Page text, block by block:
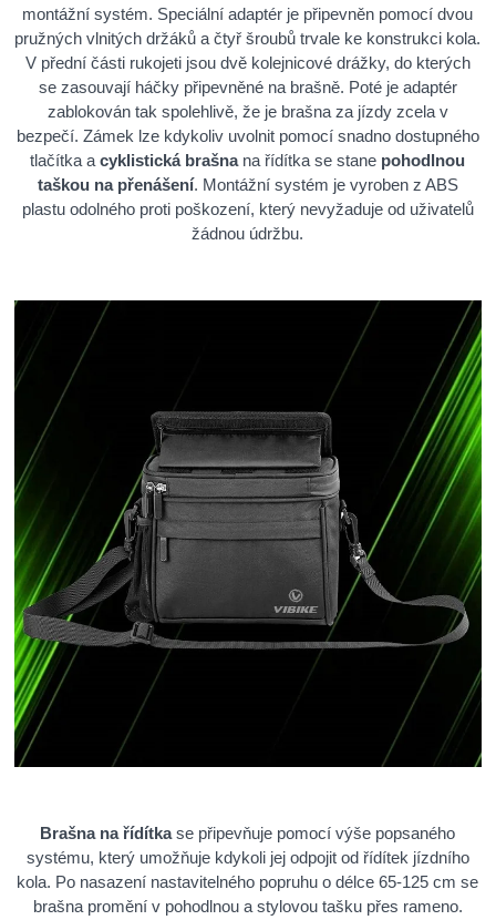
montážní systém. Speciální adaptér je připevněn pomocí dvou
pružných vlnitých držáků a čtyř šroubů trvale ke konstrukci kola.
V přední části rukojeti jsou dvě kolejnicové drážky, do kterých
se zasouvají háčky připevněné na brašně. Poté je adaptér
zablokován tak spolehlivě, že je brašna za jízdy zcela v
bezpečí. Zámek lze kdykoliv uvolnit pomocí snadno dostupného
tlačítka acyklistická brašnana řídítka se stane pohodlnou
taškou na přenášení. Montážní systém je vyroben z ABS
plastu odolného proti poškození, který nevyžaduje od uživatelů
žádnou údržbu.
Brašna na řídítkase připevňuje pomocí výše popsaného
systému, který umožňuje kdykoli jej odpojit od řídítek jízdního
kola. Po nasazení nastavitelného popruhu o délce 65-125 cm se
brašna promění v pohodlnou a stylovou tašku přes rameno.